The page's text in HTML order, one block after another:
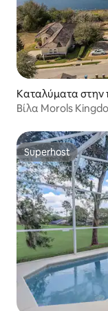
Καταλύματα στην
Βίλα Morols
Superhost
Superhost